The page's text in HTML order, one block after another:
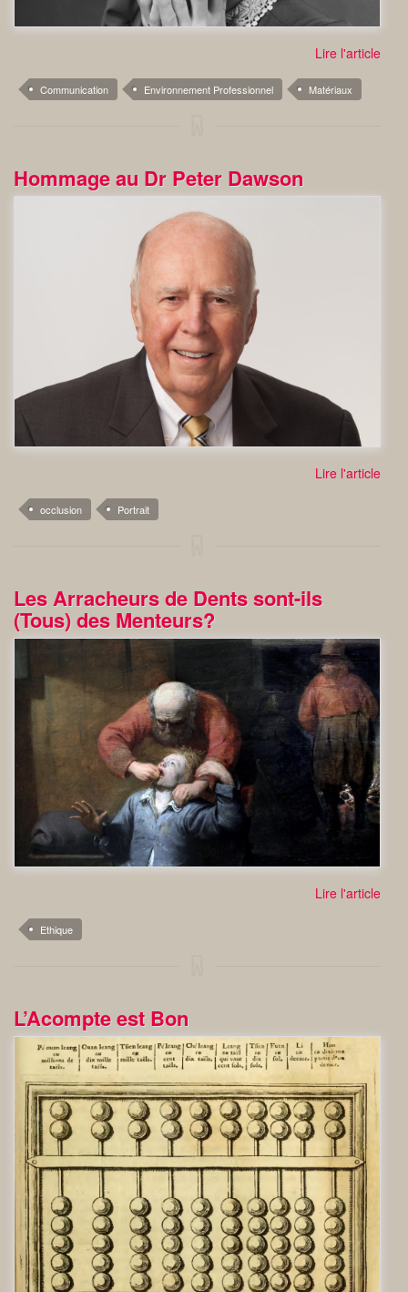
Lire l'article
Communication Environnement Professionnel Matériaux
Hommage au Dr Peter Dawson
Lire l'article
occlusion Portrait
Les Arracheurs de Dents sont-ils
(Tous) des Menteurs?
Lire l'article
Ethique
L’Acompte est Bon